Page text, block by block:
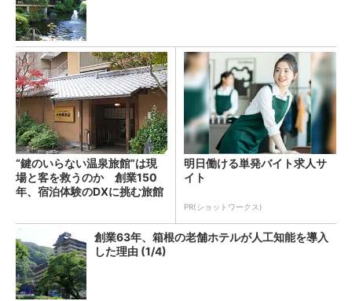
“鍵のいらない温泉旅館”は現
場と客を救うのか 創業150
年、宿泊体験のDXに挑む旅館
明日働ける単発バイト求人サ
イト
PR(ショットワークス)
創業63年、箱根の老舗ホテルが人工知能を導入
した理由 (1/4)